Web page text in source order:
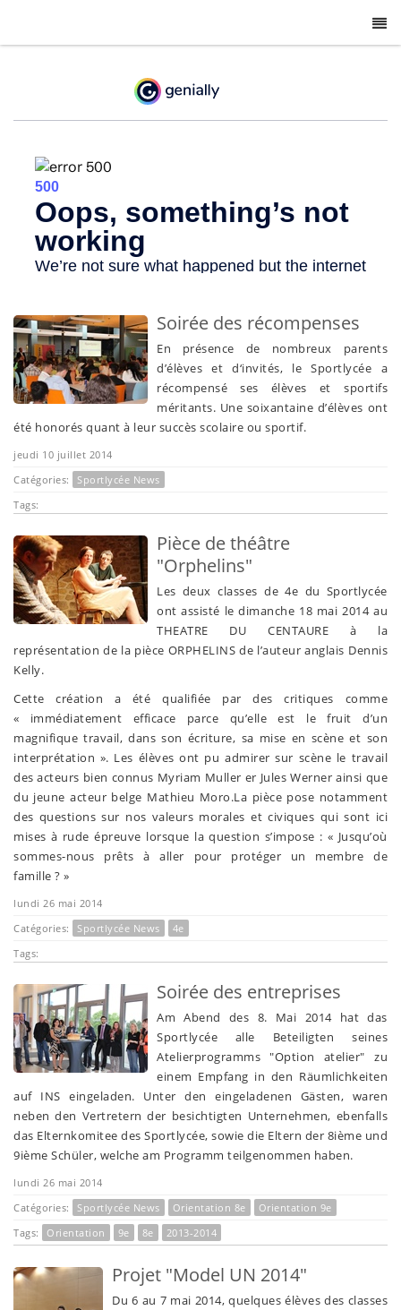
Soirée des récompenses
En présence de nombreux parents
d’élèves et d‘invités, le Sportlycée a
récompensé ses élèves et sportifs
méritants. Une soixantaine d’élèves ont
été honorés quant à leur succès scolaire ou sportif.
jeudi 10 juillet 2014
Catégories:
Sportlycée News
Tags:
Pièce de théâtre
"Orphelins"
Les deux classes de 4e du Sportlycée
ont assisté le dimanche 18 mai 2014 au
THEATRE DU CENTAURE à la
représentation de la pièce ORPHELINS de l’auteur anglais Dennis
Kelly.
Cette création a été qualifiée par des critiques comme
« immédiatement efficace parce qu’elle est le fruit d’un
magnifique travail, dans son écriture, sa mise en scène et son
interprétation ». Les élèves ont pu admirer sur scène le travail
des acteurs bien connus Myriam Muller er Jules Werner ainsi que
du jeune acteur belge Mathieu Moro.La pièce pose notamment
des questions sur nos valeurs morales et civiques qui sont ici
mises à rude épreuve lorsque la question s’impose : « Jusqu’où
sommes-nous prêts à aller pour protéger un membre de
famille ? »
lundi 26 mai 2014
Catégories:
Sportlycée News
4e
Tags:
Soirée des entreprises
Am Abend des 8. Mai 2014 hat das
Sportlycée alle Beteiligten seines
Atelierprogramms "Option atelier" zu
einem Empfang in den Räumlichkeiten
auf INS eingeladen. Unter den eingeladenen Gästen, waren
neben den Vertretern der besichtigten Unternehmen, ebenfalls
das Elternkomitee des Sportlycée, sowie die Eltern der 8ième und
9ième Schüler, welche am Programm teilgenommen haben.
lundi 26 mai 2014
Catégories:
Sportlycée News Orientation 8e
Orientation 9e
Tags:
Orientation 9e 8e 2013-2014
Projet "Model UN 2014"
Du 6 au 7 mai 2014, quelques élèves des classes